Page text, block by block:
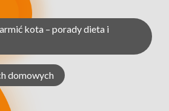
kota – porady dieta i
domowych